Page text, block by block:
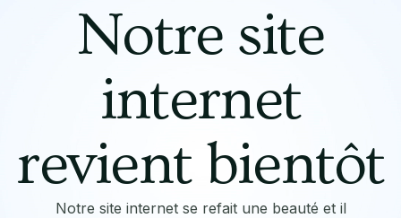
Notre site
internet
revient bientôt
Notre site internet se refait une beauté et il